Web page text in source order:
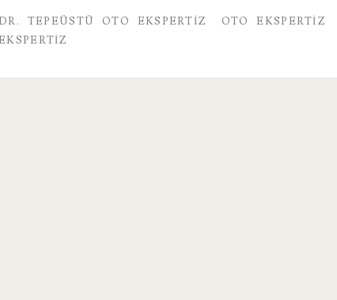
DR. TEPEÜSTÜ OTO EKSPERTIZ OTO EKSPERTIZ
EKSPERTIZ